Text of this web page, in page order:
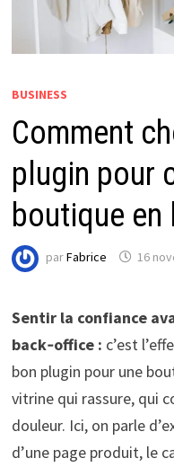
BUSINESS
Comment
plugin pour
boutique
parFabrice 16
Sentir la confiance
back‑office : c’est
bon plugin pour une
vitrine qui rassure, qui
douleur. Ici, on parle
d’une page produit, le